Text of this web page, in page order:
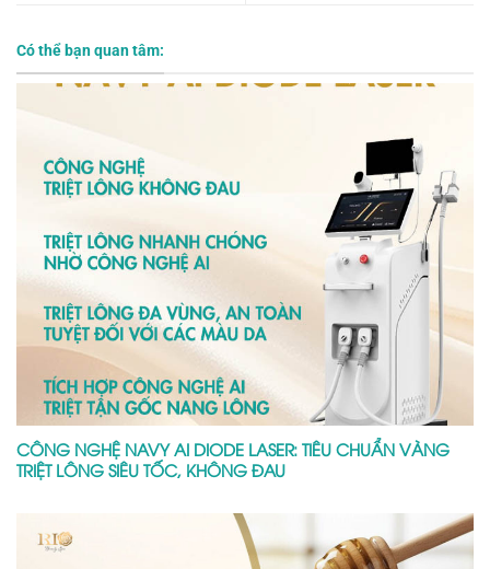
Có thể bạn quan tâm:
CÔNG NGHỆ NAVY AI DIODE LASER: TIÊU CHUẨN VÀNG
TRIỆT LÔNG SIÊU TỐC, KHÔNG ĐAU